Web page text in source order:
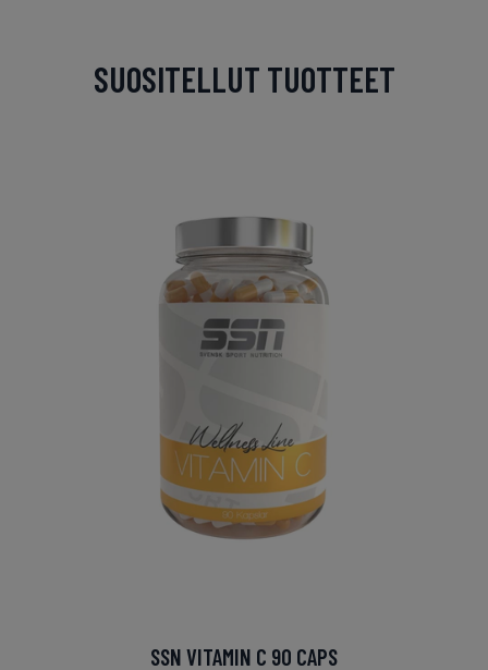
SUOSITELLUT TUOTTEET
SSN VITAMIN C 90 CAPS